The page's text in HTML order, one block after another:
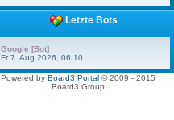
Letzte Bots
Google [Bot]
Fr 7. Aug 2026, 06:10
Powered by Board3 Portal© 2009 - 2015
Board3 Group